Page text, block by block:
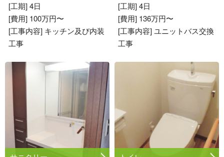
[工期] 4日
[費用] 100万円〜
[工事内容] キッチン及び内装
工事
[工期] 4日
[費用] 136万円〜
[工事内容] ユニットバス交換
工事